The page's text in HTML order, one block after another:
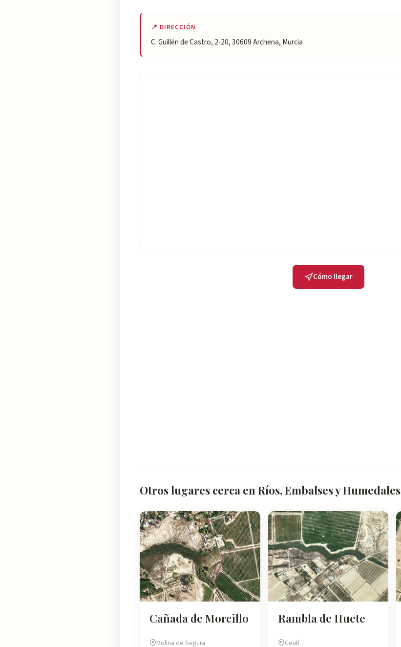
📍 DIRECCIÓN
C. Guillén de Castro, 2-20, 30609 Archena, Murcia
Cómo llegar
Otros lugares cerca en Ríos, Embalses y Humedales
Cañada de Morcillo
Molina de Segura
Rambla de Huete
Ceutí